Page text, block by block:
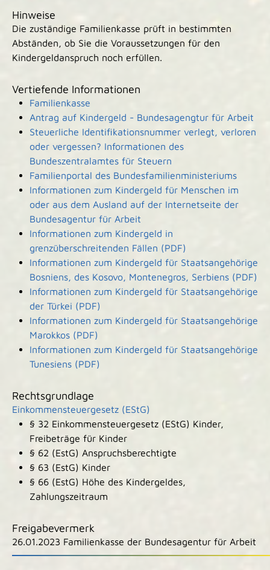
Hinweise
Die zuständige Familienkasse prüft in bestimmten
Abständen, ob Sie die Voraussetzungen für den
Kindergeldanspruch noch erfüllen.
Vertiefende Informationen
Familienkasse
Antrag auf Kindergeld - Bundesagengtur für Arbeit
Steuerliche Identifikationsnummer verlegt, verloren
oder vergessen? Informationen des
Bundeszentralamtes für Steuern
Familienportal des Bundesfamilienministeriums
Informationen zum Kindergeld für Menschen im
oder aus dem Ausland auf der Internetseite der
Bundesagentur für Arbeit
Informationen zum Kindergeld in
grenzüberschreitenden Fällen (PDF)
Informationen zum Kindergeld für Staatsangehörige
Bosniens, des Kosovo, Montenegros, Serbiens (PDF)
Informationen zum Kindergeld für Staatsangehörige
der Türkei (PDF)
Informationen zum Kindergeld für Staatsangehörige
Marokkos (PDF)
Informationen zum Kindergeld für Staatsangehörige
Tunesiens (PDF)
Rechtsgrundlage
Einkommensteuergesetz (EStG)
§ 32 Einkommensteuergesetz (EStG) Kinder,
Freibeträge für Kinder
§ 62 (EstG) Anspruchsberechtigte
§ 63 (EstG) Kinder
§ 66 (EstG) Höhe des Kindergeldes,
Zahlungszeitraum
Freigabevermerk
26.01.2023 Familienkasse der Bundesagentur für Arbeit